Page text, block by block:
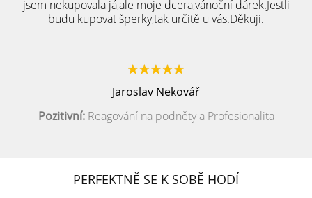
jsem nekupovala já,ale moje dcera,vánoční dárek.Jestli
budu kupovat šperky,tak určitě u vás.Děkuji.
Jaroslav Nekovář
Pozitivní:Reagování na podněty a Profesionalita
PERFEKTNĚ SE K SOBĚ HODÍ